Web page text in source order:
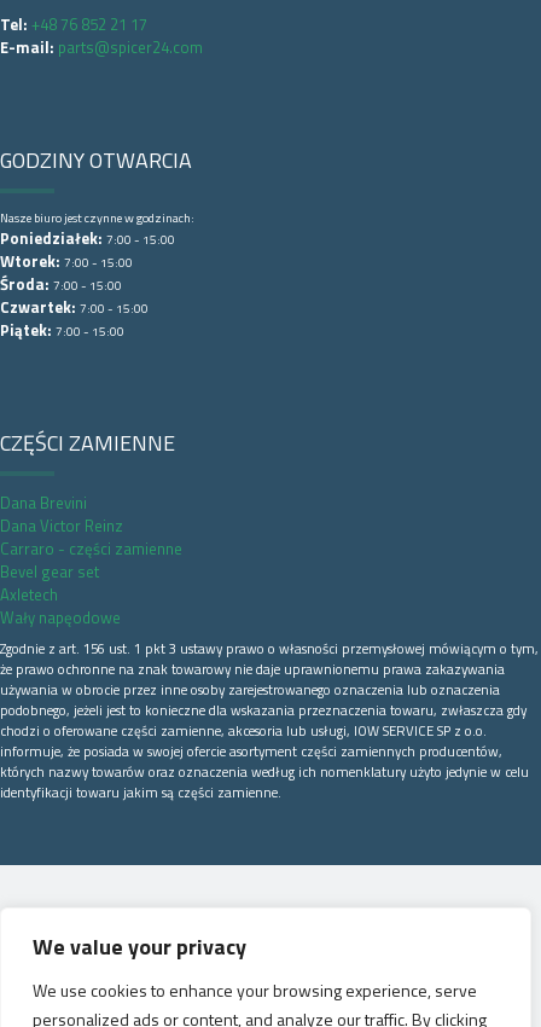
We value your privacy
We use cookies to enhance your browsing experience, serve
personalized ads or content, and analyze our traffic. By clicking
Tel: +48 76 852 21 17
E-mail: parts@spicer24.com
GODZINY OTWARCIA
Nasze biuro jest czynne w godzinach:
Poniedziałek: 7:00 - 15:00
Wtorek: 7:00 - 15:00
Środa: 7:00 - 15:00
Czwartek: 7:00 - 15:00
Piątek: 7:00 - 15:00
CZĘŚCI ZAMIENNE
Dana Brevini
Dana Victor Reinz
Carraro - części zamienne
Bevel gear set
Axletech
Wały napęodowe
Zgodnie z art. 156 ust. 1 pkt 3 ustawy prawo o własności przemysłowej mówiącym o tym,
że prawo ochronne na znak towarowy nie daje uprawnionemu prawa zakazywania
używania w obrocie przez inne osoby zarejestrowanego oznaczenia lub oznaczenia
podobnego, jeżeli jest to konieczne dla wskazania przeznaczenia towaru, zwłaszcza gdy
chodzi o oferowane części zamienne, akcesoria lub usługi, IOW SERVICE SP z o.o.
informuje, że posiada w swojej ofercie asortyment części zamiennych producentów,
których nazwy towarów oraz oznaczenia według ich nomenklatury użyto jedynie w celu
identyfikacji towaru jakim są części zamienne.